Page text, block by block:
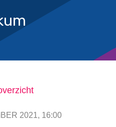
2021, 16:00